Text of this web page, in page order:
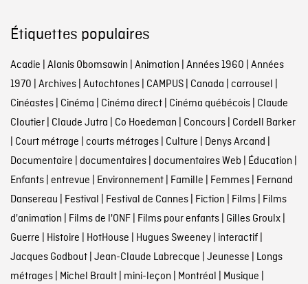
Étiquettes populaires
Acadie Alanis Obomsawin Animation Années 1960 Années
1970 Archives| Autochtones| CAMPUS| Canada carrousel
Cinéastes| Cinéma Cinéma direct| Cinéma québécois| Claude
Cloutier| Claude Jutra Co Hoedeman Concours| Cordell Barker
Court métrage courts métrages| Culture Denys Arcand
Documentaire documentaires| documentaires Web Éducation
Enfants| entrevue Environnement| Famille Femmes| Fernand
Dansereau Festival Festival de Cannes| Fiction Films| Films
d'animation Films de l'ONF| Films pour enfants| Gilles Groulx|
Guerre Histoire HotHouse Hugues Sweeney| interactif|
Jacques Godbout| Jean-Claude Labrecque Jeunesse Longs
métrages| Michel Brault| mini-leçon Montréal Musique